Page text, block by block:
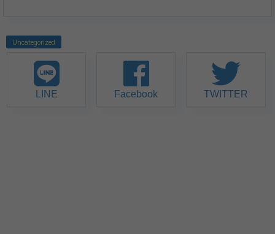
Uncategorized
LINE Facebook TWITTER